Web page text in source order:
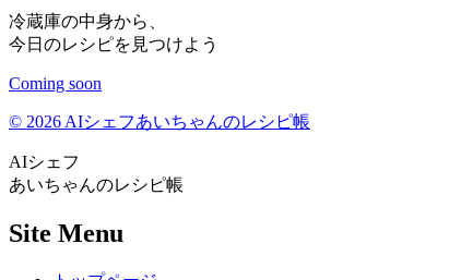
冷蔵庫の中身から、
今日のレシピを見つけよう
Coming soon
© 2026 AIシェフあいちゃんのレシピ帳
AIシェフ
あいちゃんのレシピ帳
Site Menu